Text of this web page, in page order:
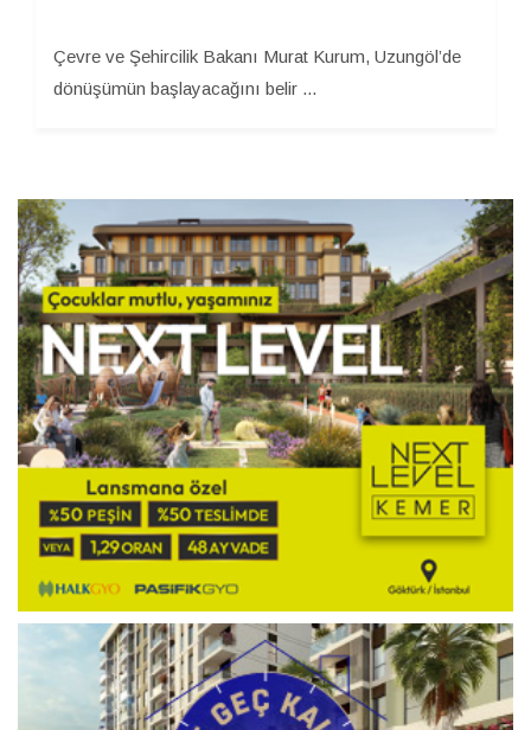
Çevre ve Şehircilik Bakanı Murat Kurum, Uzungöl’de
dönüşümün başlayacağını belir ...